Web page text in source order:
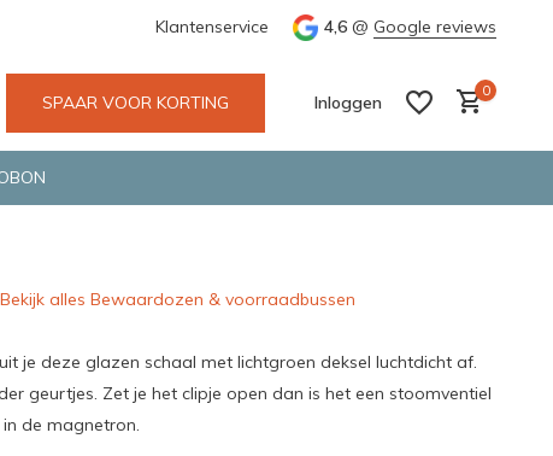
en snelle bezorging door o.a. Fietskoerier en GLS. Wij
Klantenservice 4,6 @ Google reviews
SPAAR VOOR KORTING Inloggen
0
Bekijk alles Bewaardozen & voorraadbussen
je deze glazen schaal met lichtgroen deksel luchtdicht af.
geurtjes. Zet je het clipje open dan is het een stoomventiel
de magnetron.